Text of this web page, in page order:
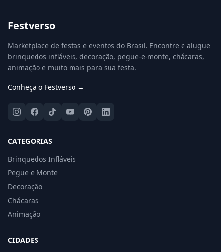
Festverso
Marketplace de festas e eventos do Brasil. Encontre e alugue
brinquedos infláveis, decoração, pegue-e-monte, chácaras,
animação e muito mais para sua festa.
Conheça o Festverso →
CATEGORIAS
Brinquedos Infláveis
Pegue e Monte
Decoração
Chácaras
Animação
CIDADES